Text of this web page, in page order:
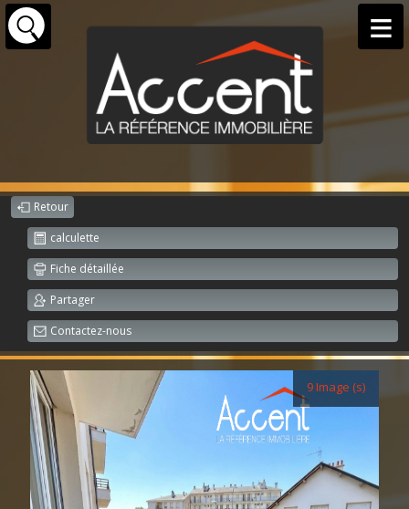
Retour
calculette
Fiche détaillée
Partager
Contactez-nous
9 Image (s)